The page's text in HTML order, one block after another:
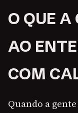
O QUE A
AO
COM
Quando a